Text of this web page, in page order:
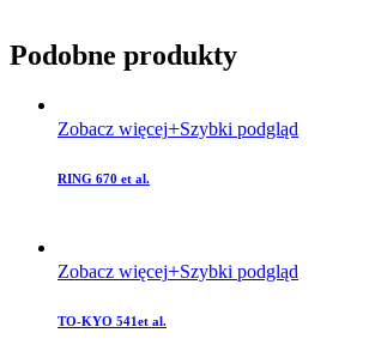
Podobne produkty
Zobacz więcej Szybki podgląd
RING 670 et al.
Zobacz więcej Szybki podgląd
TO-KYO 541et al.